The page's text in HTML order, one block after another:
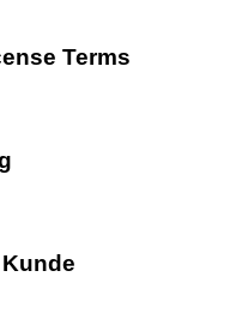
Terms